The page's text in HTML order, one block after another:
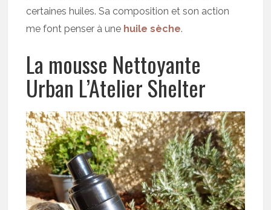
certaines huiles. Sa composition et son action
me font penser à une huile sèche.
La mousse Nettoyante
Urban L’Atelier Shelter